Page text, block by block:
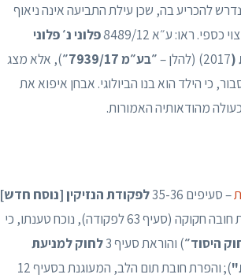
דנן, ואיני נדרש להכריע בה, שכן עילת התביעה אינה ניאוף
ראו: ע״א 8489/12
פלוני נ׳ פלוני
(2017) (להלן – ״בע״מ 7939/17״
), אלא מצג
כי הילד הוא בנו הביולוגי. אבחן איפוא את
מהודאותיה האמורות.
– סעיפים 35-36
לפקודת הנזיקין [נוסח חדש]
); עוולת התרמית (סעיף 56 לפקודה); עוולת הפרת חובה חקוקה (סעיף 63 לפקודה), נוכח טענתו, כי
היסוד״) והוראת סעיף 3
לחוק למניעת
); והפרת חובת תום הלב, המעוגנת בסעיף 12